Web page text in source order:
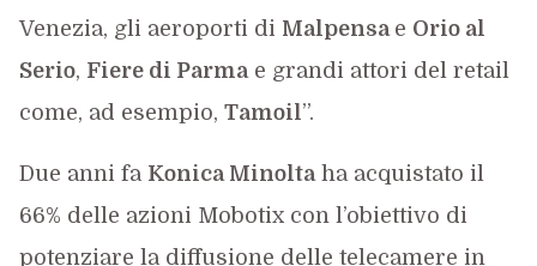
Venezia, gli aeroporti di Malpensa e Orio al
Serio, Fiere di Parmae grandi attori del retail
come, ad esempio, Tamoil”.
Due anni fa Konica Minoltaha acquistato il
66% delle azioni Mobotix con l’obiettivo di
potenziare la diffusione delle telecamere in